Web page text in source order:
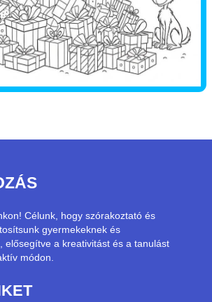
Célunk, hogy szórakoztató és
gyermekeknek és
elősegítve a kreativitást és a tanulást
módon.